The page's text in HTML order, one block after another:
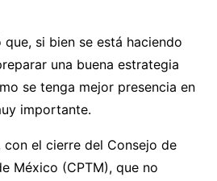
si bien se está haciendo
una buena estrategia
se tenga mejor presencia en
importante.
el cierre del Consejo de
México (CPTM), que no